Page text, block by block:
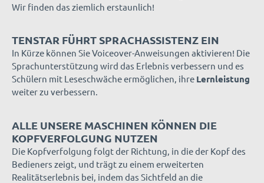
Wir finden das ziemlich erstaunlich!
TENSTAR FÜHRT SPRACHASSISTENZ EIN
In Kürze können Sie Voiceover-Anweisungen aktivieren! Die
Sprachunterstützung wird das Erlebnis verbessern und es
Schülern mit Leseschwäche ermöglichen, ihre Lernleistung
weiter zu verbessern.
ALLE UNSERE MASCHINEN KÖNNEN DIE
KOPFVERFOLGUNG NUTZEN
Die Kopfverfolgung folgt der Richtung, in die der Kopf des
Bedieners zeigt, und trägt zu einem erweiterten
Realitätserlebnis bei, indem das Sichtfeld an die